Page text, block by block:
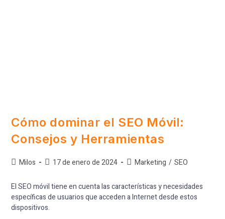
Cómo dominar el SEO Móvil:
Consejos y Herramientas
Milos 17 de enero de 2024 Marketing / SEO
El SEO móvil tiene en cuenta las características y necesidades
específicas de usuarios que acceden a Internet desde estos
dispositivos.